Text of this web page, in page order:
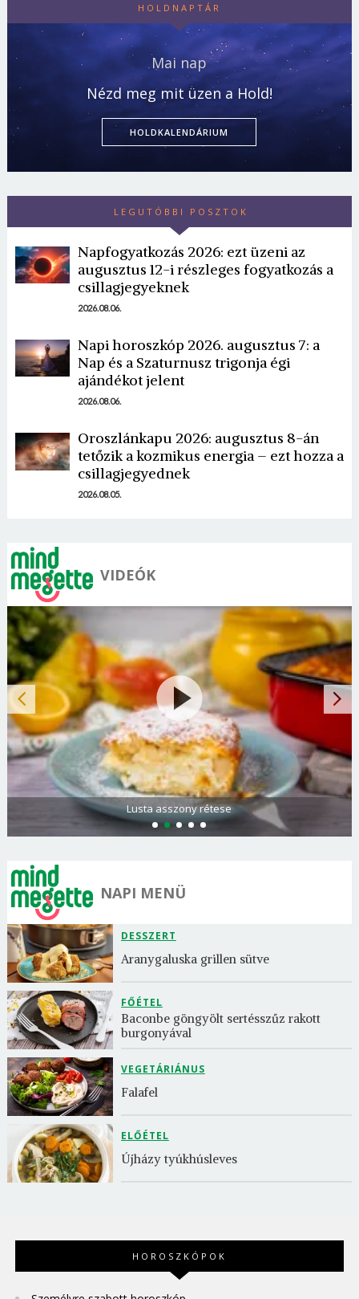
HOLDNAPTÁR
Mai nap
Nézd meg mit üzen a Hold!
HOLDKALENDÁRIUM
LEGUTÓBBI POSZTOK
Napfogyatkozás 2026: ezt üzeni az
augusztus 12-i részleges fogyatkozás a
csillagjegyeknek
2026.08.06.
Napi horoszkóp 2026. augusztus 7: a
Nap és a Szaturnusz trigonja égi
ajándékot jelent
2026.08.06.
Oroszlánkapu 2026: augusztus 8-án
tetőzik a kozmikus energia – ezt hozza a
csillagjegyednek
2026.08.05.
VIDEÓK
Lusta asszony rétese
NAPI MENÜ
DESSZERT
Aranygaluska grillen sütve
FŐÉTEL
Baconbe göngyölt sertésszűz rakott
burgonyával
VEGETÁRIÁNUS
Falafel
ELŐÉTEL
Újházy tyúkhúsleves
HOROSZKÓPOK
Borsonline bejelentkezés
E-mail cím vagy felhasználónév
Jelszó